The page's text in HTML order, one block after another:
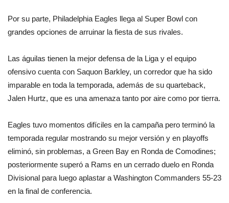
Por su parte, Philadelphia Eagles llega al Super Bowl con
grandes opciones de arruinar la fiesta de sus rivales.
Las águilas tienen la mejor defensa de la Liga y el equipo
ofensivo cuenta con Saquon Barkley, un corredor que ha sido
imparable en toda la temporada, además de su quarteback,
Jalen Hurtz, que es una amenaza tanto por aire como por tierra.
Eagles tuvo momentos difíciles en la campaña pero terminó la
temporada regular mostrando su mejor versión y en playoffs
eliminó, sin problemas, a Green Bay en Ronda de Comodines;
posteriormente superó a Rams en un cerrado duelo en Ronda
Divisional para luego aplastar a Washington Commanders 55-23
en la final de conferencia.